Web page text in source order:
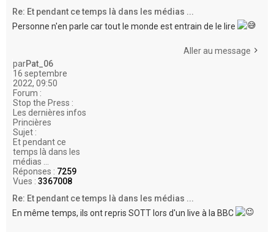
Re: Et pendant ce temps là dans les médias ...
Personne n'en parle car tout le monde est entrain de le lire
Aller au message
parPat_06
16 septembre
2022, 09:50
Forum :
Stop the Press :
Les dernières infos
Princières
Sujet :
Et pendant ce
temps là dans les
médias ...
Réponses : 7259
Vues : 3367008
Re: Et pendant ce temps là dans les médias ...
En même temps, ils ont repris SOTT lors d'un live à la BBC